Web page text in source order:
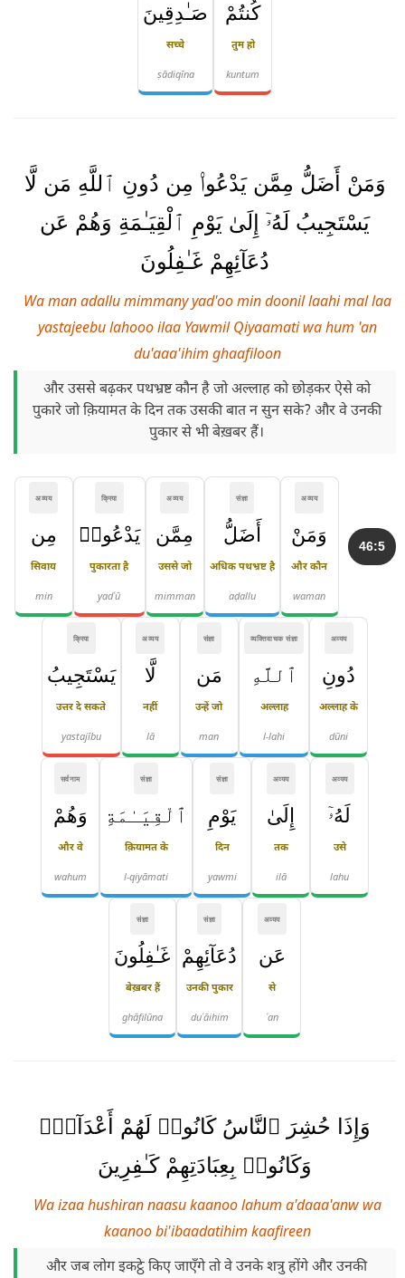
كُنتُمْ
तुम हो
kuntum
صَـٰدِقِينَ
सच्चे
ṣādiqīna
وَمَنْ أَضَلُّ مِمَّن يَدْعُوا۟ مِن دُونِ ٱللَّهِ مَن لَّا
يَسْتَجِيبُ لَهُۥٓ إِلَىٰ يَوْمِ ٱلْقِيَـٰمَةِ وَهُمْ عَن
دُعَآئِهِمْ غَـٰفِلُونَ
Wa man adallu mimmany yad'oo min doonil laahi mal laa
yastajeebu lahooo ilaa Yawmil Qiyaamati wa hum 'an
du'aaa'ihim ghaafiloon
और उससे बढ़कर पथभ्रष्ट कौन है जो अल्लाह को छोड़कर ऐसे को
पुकारे जो क़ियामत के दिन तक उसकी बात न सुन सके? और वे उनकी
पुकार से भी बेख़बर हैं।
46:5
अव्यय
وَمَنْ
और कौन
waman
संज्ञा
أَضَلُّ
अधिक पथभ्रष्ट है
aḍallu
अव्यय
مِمَّن
उससे जो
mimman
क्रिया
يَدْعُوا۟
पुकारता है
yadʿū
अव्यय
مِن
सिवाय
min
अव्यय
دُونِ
अल्लाह के
dūni
व्यक्तिवाचक संज्ञा
ٱللَّهِ
अल्लाह
l-lahi
संज्ञा
مَن
उन्हें जो
man
अव्यय
لَّا
नहीं
lā
क्रिया
يَسْتَجِيبُ
उत्तर दे सकते
yastajību
अव्यय
لَهُۥٓ
उसे
lahu
अव्यय
إِلَىٰ
तक
ilā
संज्ञा
يَوْمِ
दिन
yawmi
संज्ञा
ٱلْقِيَـٰمَةِ
क़ियामत के
l-qiyāmati
सर्वनाम
وَهُمْ
और वे
wahum
अव्यय
عَن
से
ʿan
संज्ञा
دُعَآئِهِمْ
उनकी पुकार
duʿāihim
संज्ञा
غَـٰفِلُونَ
बेख़बर हैं
ghāfilūna
وَإِذَا حُشِرَ ٱلنَّاسُ كَانُوا۟ لَهُمْ أَعْدَآءًۭ
وَكَانُوا۟ بِعِبَادَتِهِمْ كَـٰفِرِينَ
Wa izaa hushiran naasu kaanoo lahum a'daaa'anw wa
kaanoo bi'ibaadatihim kaafireen
और जब लोग इकट्ठे किए जाएँगे तो वे उनके शत्रु होंगे और उनकी